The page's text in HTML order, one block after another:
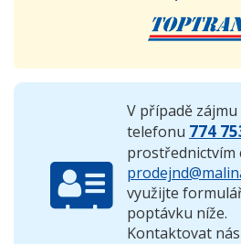
V případě
telefonu 774
prostřednictvím
využijte
poptávku níže.
Kontaktovat